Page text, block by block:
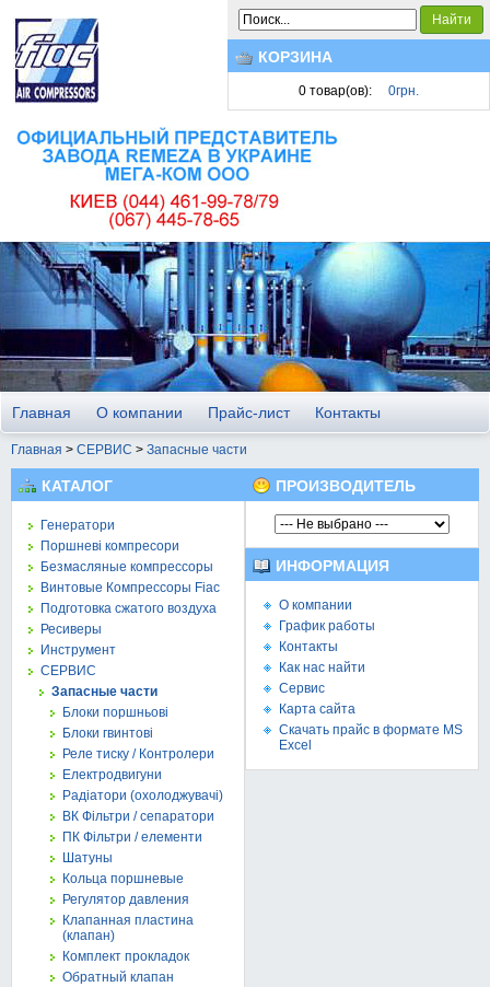
Найти
Главная О компании Прайс-лист Контакты
Главная > СЕРВИС > Запасные части
КАТАЛОГ
Генератори
Поршневі компресори
Безмасляные компрессоры
Винтовые Компрессоры Fiac
Подготовка сжатого воздуха
Ресиверы
Инструмент
СЕРВИС
Запасные части
Блоки поршньові
Блоки гвинтові
Реле тиску / Контролери
Електродвигуни
Радіатори (охолоджувачі)
ВК Фільтри / сепаратори
ПК Фільтри / елементи
Шатуны
Кольца поршневые
Регулятор давления
Клапанная пластина
(клапан)
Комплект прокладок
Обратный клапан
ПРОИЗВОДИТЕЛЬ
ИНФОРМАЦИЯ
О компании
График работы
Контакты
Как нас найти
Сервис
Карта сайта
Скачать прайс в формате MS
Excel
КОРЗИНА
0 товар(ов): 0грн.